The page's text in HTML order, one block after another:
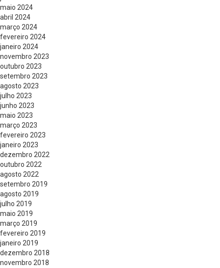
maio 2024
abril 2024
março 2024
fevereiro 2024
janeiro 2024
novembro 2023
outubro 2023
setembro 2023
agosto 2023
julho 2023
junho 2023
maio 2023
março 2023
fevereiro 2023
janeiro 2023
dezembro 2022
outubro 2022
agosto 2022
setembro 2019
agosto 2019
julho 2019
maio 2019
março 2019
fevereiro 2019
janeiro 2019
dezembro 2018
novembro 2018